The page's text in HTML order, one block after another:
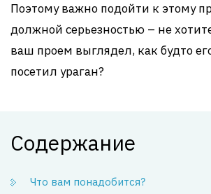
Поэтому важно подойти к этому
должной серьезностью – не
ваш проем выглядел, как будто
посетил ураган?
Содержание
Что вам понадобится?